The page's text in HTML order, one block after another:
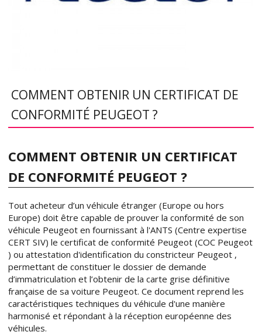
COMMENT OBTENIR UN CERTIFICAT DE
CONFORMITÉ PEUGEOT ?
COMMENT OBTENIR UN CERTIFICAT
DE CONFORMITÉ PEUGEOT ?
Tout acheteur d’un véhicule étranger (Europe ou hors
Europe) doit être capable de prouver la conformité de son
véhicule Peugeot en fournissant à l'ANTS (Centre expertise
CERT SIV) le certificat de conformité Peugeot (COC Peugeot
) ou attestation d'identification du constricteur Peugeot ,
permettant de constituer le dossier de demande
d’immatriculation et l’obtenir de la carte grise définitive
française de sa voiture Peugeot. Ce document reprend les
caractéristiques techniques du véhicule d'une manière
harmonisé et répondant à la réception européenne des
véhicules.